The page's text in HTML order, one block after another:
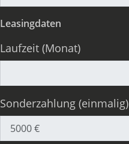
Leasingdaten
Laufzeit (Monat)
Sonderzahlung (einmalig)